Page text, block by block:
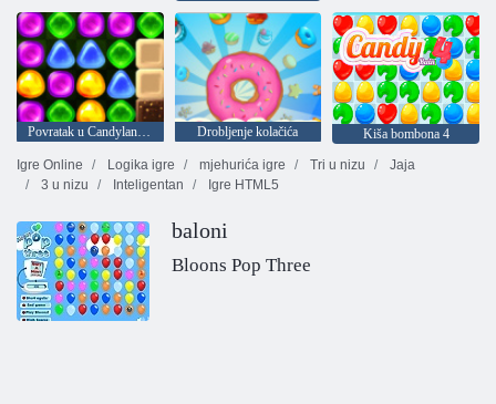
Povratak u Candyland 4: Vrt Lollipop Drobljenje kolačića
Kiša bombona 4
Igre Online
Logika igre mjehurića igre Tri u nizu
Jaja
3 u nizu
Inteligentan Igre HTML5
baloni
Bloons Pop Three